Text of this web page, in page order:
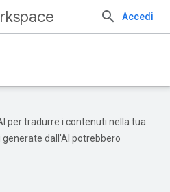
Accedi
per tradurre i contenuti nella tua
dall'AI potrebbero